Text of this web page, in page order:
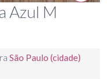
Azul M
São Paulo (cidade)